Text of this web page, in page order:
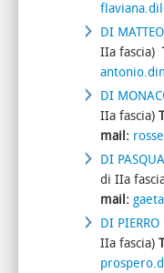
DI
IIa fascia)
DI
IIa fascia)
mail:
DI
di IIa
mail:
DI PIERRO
IIa fascia)